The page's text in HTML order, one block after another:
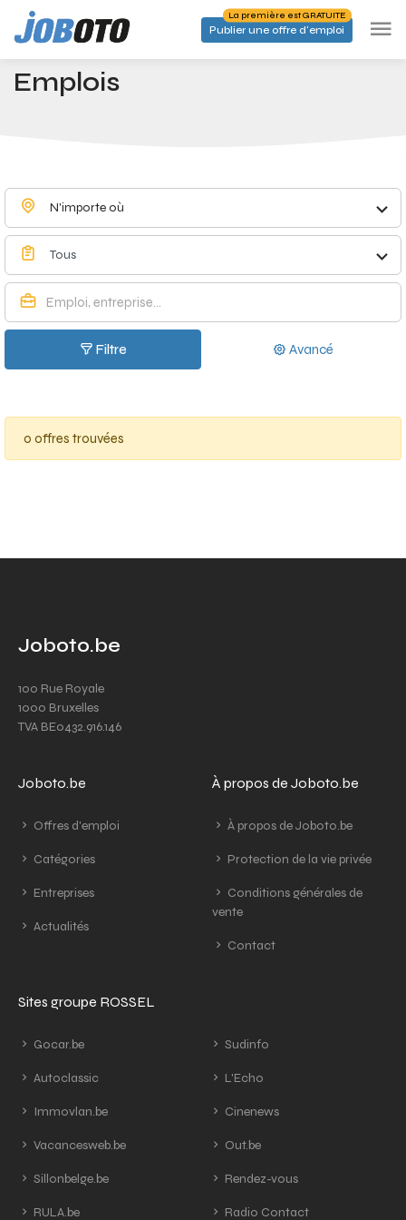
Skip to main content
Publier une offre d'emploi
La première est GRATUITE
Accueil Emplois à Beaufays - Joboto
Emplois
N'importe où
Tous
Filtre Avancé
0 offres trouvées
Joboto.be
100 Rue Royale
1000 Bruxelles
TVA BE0432.916.146
Joboto.be
Offres d'emploi
Catégories
Entreprises
Actualités
À propos de Joboto.be
À propos de Joboto.be
Protection de la vie privée
Conditions générales de
vente
Contact
Sites groupe ROSSEL
Gocar.be
Autoclassic
Immovlan.be
Vacancesweb.be
Sillonbelge.be
RULA.be
Sudinfo
L'Echo
Cinenews
Out.be
Rendez-vous
Radio Contact